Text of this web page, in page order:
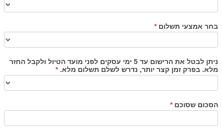
בחר אמצעי תשלום*
ניתן לבטל את הרישום עד 5 ימי עסקים לפני מועד הטיול ולקבל החזר
מלא. בפרק זמן קצר יותר, נדרש לשלם תשלום מלא.*
הסכום שסוכם*